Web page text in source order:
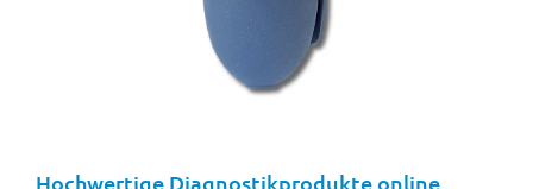
Hochwertige Diagnostikprodukte online